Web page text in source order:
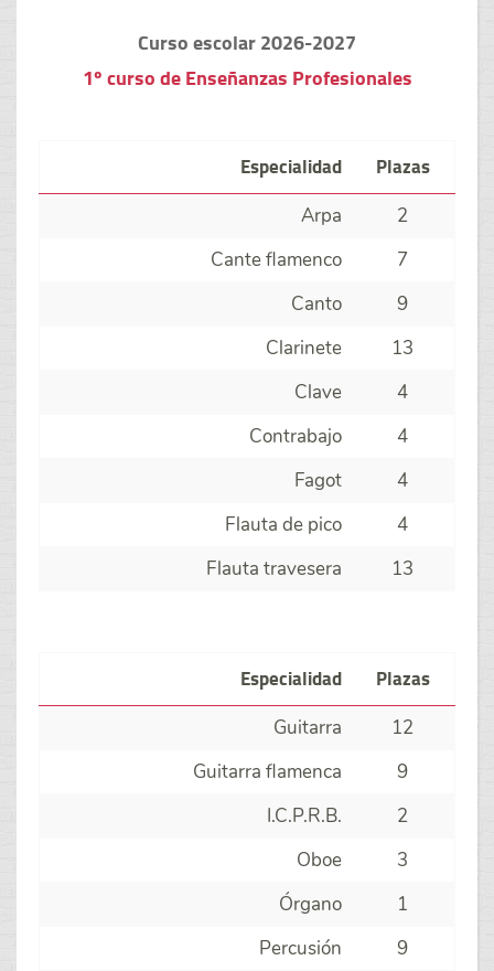
Curso escolar 2026-2027
1º curso de Enseñanzas Profesionales
Especialidad Plazas
Arpa
2
Cante flamenco
7
Canto
9
Clarinete
13
Clave
4
Contrabajo
4
Fagot
4
Flauta de pico
4
Flauta travesera
13
Especialidad Plazas
Guitarra
12
Guitarra flamenca
9
I.C.P.R.B.
2
Oboe
3
Órgano
1
Percusión
9